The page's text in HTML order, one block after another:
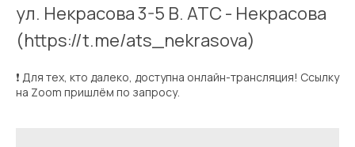
ул. Некрасова 3-5 В. АТС - Некрасова
(https://t.me/ats_nekrasova)
❗ Для тех, кто далеко, доступна онлайн-трансляция! Ссылку
на Zoom пришлём по запросу.